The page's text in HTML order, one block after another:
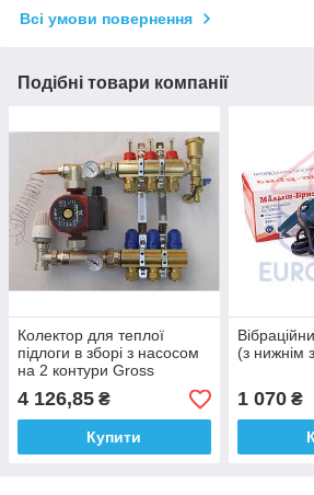
Всі умови повернення
Подібні товари компанії
Колектор для теплої
підлоги в зборі з насосом
на 2 контури Gross
4 126,85 ₴
Купити
(з нижнім
1 070₴